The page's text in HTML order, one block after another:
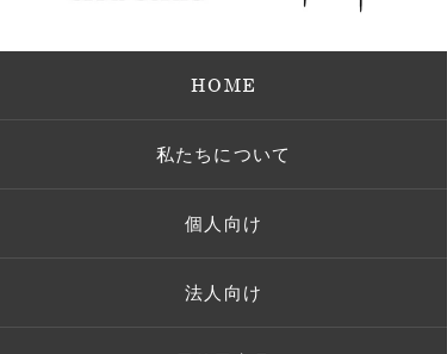
HOME
私たちについて
個人向け
法人向け